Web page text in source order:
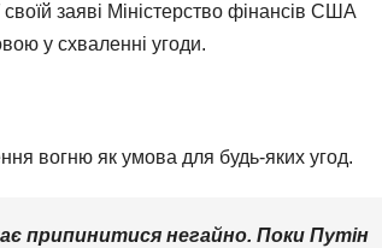
заяві Міністерство фінансів США
у схваленні угоди.
вогню як умова для будь-яких угод.
припинитися негайно. Поки Путін